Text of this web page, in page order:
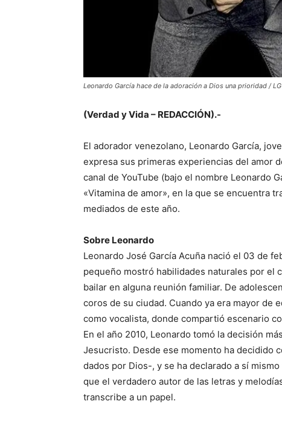
Leonardo García hace de la adoración a Dios una prioridad / LG
(Verdad y Vida – REDACCIÓN).-
El adorador venezolano, Leonardo García,
expresa sus primeras experiencias del amor
canal de YouTube (bajo el nombre Leonardo
«Vitamina de amor», en la que se encuentra
mediados de este año.
Sobre Leonardo
Leonardo José García Acuña nació el 03 de
pequeño mostró habilidades naturales por el
bailar en alguna reunión familiar. De
coros de su ciudad. Cuando ya era mayor de
como vocalista, donde compartió escenario
En el año 2010, Leonardo tomó la decisión
Jesucristo. Desde ese momento ha decidido
dados por Dios-, y se ha declarado a sí
que el verdadero autor de las letras y
transcribe a un papel.